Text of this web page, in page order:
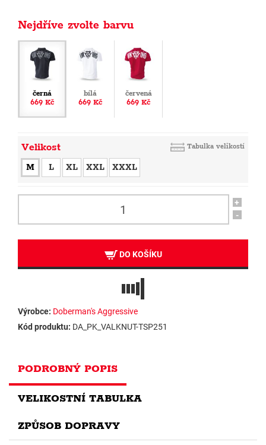
Nejdříve zvolte barvu
černá
669 Kč
bílá
669 Kč
červená
669 Kč
Velikost Tabulka velikostí
M L XL XXL XXXL
+
-
DO KOŠÍKU
Výrobce: Doberman's Aggressive
Kód produktu: DA_PK_VALKNUT-TSP251
PODROBNÝ POPIS
VELIKOSTNÍ TABULKA
ZPŮSOB DOPRAVY